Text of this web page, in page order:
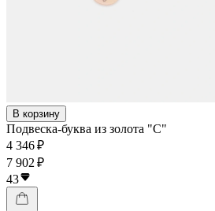
В корзину
Подвеска-буква из золота "С"
4 346 ₽
7 902 ₽
43